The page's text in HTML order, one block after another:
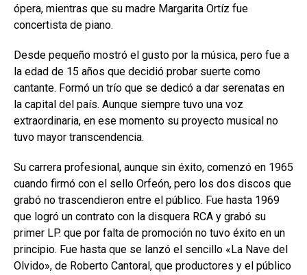
ópera, mientras que su madre Margarita Ortíz fue
concertista de piano.
Desde pequeño mostró el gusto por la música, pero fue a
la edad de 15 años que decidió probar suerte como
cantante. Formó un trío que se dedicó a dar serenatas en
la capital del país. Aunque siempre tuvo una voz
extraordinaria, en ese momento su proyecto musical no
tuvo mayor transcendencia.
Su carrera profesional, aunque sin éxito, comenzó en 1965
cuando firmó con el sello Orfeón, pero los dos discos que
grabó no trascendieron entre el público. Fue hasta 1969
que logró un contrato con la disquera RCA y grabó su
primer LP. que por falta de promoción no tuvo éxito en un
principio. Fue hasta que se lanzó el sencillo «La Nave del
Olvido», de Roberto Cantoral, que productores y el público